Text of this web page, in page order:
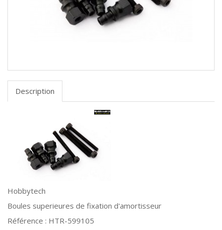
Description
Hobbytech
Boules superieures de fixation d'amortisseur
Référence : HTR-599105